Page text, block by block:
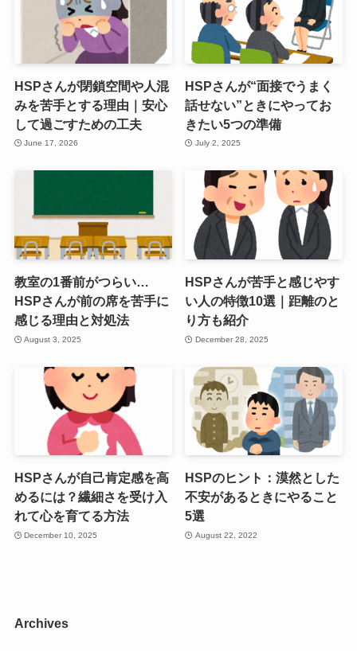
HSPさんが閉鎖空間や人混
みを苦手とする理由｜安心
して過ごすための工夫
June 17, 2026
HSPさんが“面接でうまく
話せない”ときにやってお
きたい5つの準備
July 2, 2025
教室の1番前がつらい…
HSPさんが前の席を苦手に
感じる理由と対処法
August 3, 2025
HSPさんが苦手と感じやす
い人の特徴10選｜距離のと
り方も紹介
December 28, 2025
HSPさんが自己肯定感を高
めるには？繊細さを受け入
れて心を育てる方法
December 10, 2025
HSPのヒント：漠然とした
不安があるときにやること
5選
August 22, 2022
Archives